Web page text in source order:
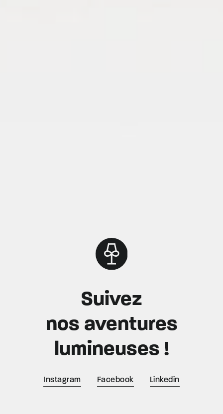
Suivez
nos aventures
lumineuses !
Instagram Facebook Linkedin